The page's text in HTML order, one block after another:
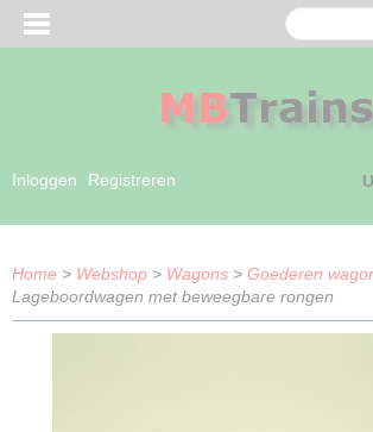
Inloggen Registreren
Home > Webshop > Wagons > Goederen
Lageboordwagen met beweegbare rongen